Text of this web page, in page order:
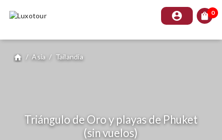
account_circle shopping_bag 0
home / Asia / Tailandia
Triángulo de Oro y playas de Phuket
(sin vuelos)